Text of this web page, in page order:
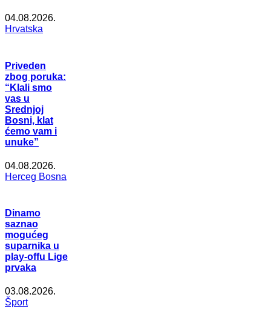
04.08.2026.
Hrvatska
Priveden
zbog poruka:
“Klali smo
vas u
Srednjoj
Bosni, klat
ćemo vam i
unuke”
04.08.2026.
Herceg Bosna
Dinamo
saznao
mogućeg
suparnika u
play-offu Lige
prvaka
03.08.2026.
Šport